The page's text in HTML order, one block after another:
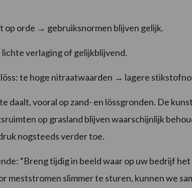
op orde → gebruiksnormen blijven gelijk.
verlaging of gelijkblijvend.
löss: te hoge nitraatwaarden → lagere
daalt, vooral op zand- en lössgronden. De
op grasland blijven waarschijnlijk
nogsteeds verder toe.
“Breng tijdig in beeld waar op uw bedrijf
meststromen slimmer te sturen, kunnen we